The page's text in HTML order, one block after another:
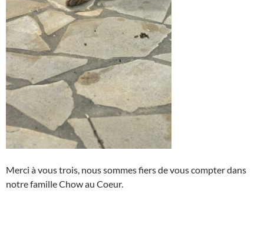
Merci à vous trois, nous sommes fiers de vous compter dans
notre famille Chow au Coeur.